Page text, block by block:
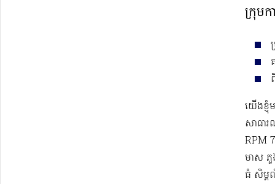
ក្រុមក
យើងខ្ញុំ
សាធា
RPM
មាស ភួ
ធំ សិម្ព